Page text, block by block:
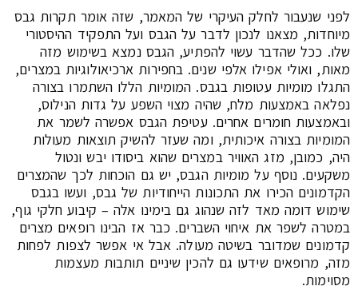
לפני שנעבור לחלק העיקרי של המאמר, שזה אומר תקרות גבס
מיוחדות, מצאנו לנכון לדבר על הגבס ועל התפקיד ההיסטורי
שלו. ככל שהדבר עשוי להפתיע, הגבס נמצא בשימוש מזה
מאות, ואולי אפילו אלפי שנים. בחפירות ארכיאולוגיות במצרים,
התגלו מומיות עטופות בגבס. המומיות הללו השתמרו בצורה
נפלאה באמצעות מלח, שהיה מצוי השפע על גדות הנילוס,
ובאמצעות חומרים אחרים. עטיפת הגבס אפשרה לשמר את
המומיות בצורה איכותית, ומה שעזר להשיק תוצאות מעולות
היה, כמובן, מזג האוויר במצרים שהוא ביסודו יבש ונטול
משקעים. נוסף על מומיות הגבס, יש גם הוכחות לכך שהמצרים
הקדמונים הכירו את התכונות הייחודיות של גבס, ועשו בגבס
שימוש דומה מאד לזה שנהוג גם בימינו אלה – קיבוע חלקי גוף,
במטרה לשפר את איחוי השברים. כבר אז הבינו רופאים מצרים
קדמונים שמדובר בשיטה מעולה. אבל אי אפשר לצפות לפחות
מזה, מרופאים שידעו גם להכין שיניים תותבות מעצמות
מסוימות.